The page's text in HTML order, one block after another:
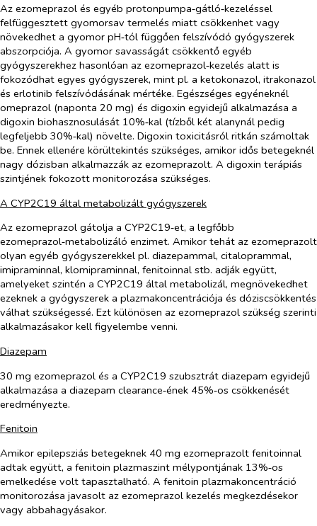
Az ezomeprazol és egyéb protonpumpa‑gátló‑kezeléssel
felfüggesztett gyomorsav termelés miatt csökkenhet vagy
növekedhet a gyomor pH‑tól függően felszívódó gyógyszerek
abszorpciója. A gyomor savasságát csökkentő egyéb
gyógyszerekhez hasonlóan az ezomeprazol‑kezelés alatt is
fokozódhat egyes gyógyszerek, mint pl. a ketokonazol, itrakonazol
és erlotinib felszívódásának mértéke. Egészséges egyéneknél
omeprazol (naponta 20 mg) és digoxin egyidejű alkalmazása a
digoxin biohasznosulását 10%‑kal (tízből két alanynál pedig
legfeljebb 30%‑kal) növelte. Digoxin toxicitásról ritkán számoltak
be. Ennek ellenére körültekintés szükséges, amikor idős betegeknél
nagy dózisban alkalmazzák az ezomeprazolt. A digoxin terápiás
szintjének fokozott monitorozása szükséges.
A CYP2C19 által metabolizált gyógyszerek
Az ezomeprazol gátolja a CYP2C19‑et, a legfőbb
ezomeprazol‑metabolizáló enzimet. Amikor tehát az ezomeprazolt
olyan egyéb gyógyszerekkel pl. diazepammal, citaloprammal,
imipraminnal, klomipraminnal, fenitoinnal stb. adják együtt,
amelyeket szintén a CYP2C19 által metabolizál, megnövekedhet
ezeknek a gyógyszerek a plazmakoncentrációja és dóziscsökkentés
válhat szükségessé. Ezt különösen az ezomeprazol szükség szerinti
alkalmazásakor kell figyelembe venni.
Diazepam
30 mg ezomeprazol és a CYP2C19 szubsztrát diazepam egyidejű
alkalmazása a diazepam clearance‑ének 45%‑os csökkenését
eredményezte.
Fenitoin
Amikor epilepsziás betegeknek 40 mg ezomeprazolt fenitoinnal
adtak együtt, a fenitoin plazmaszint mélypontjának 13%‑os
emelkedése volt tapasztalható. A fenitoin plazmakoncentráció
monitorozása javasolt az ezomeprazol kezelés megkezdésekor
vagy abbahagyásakor.